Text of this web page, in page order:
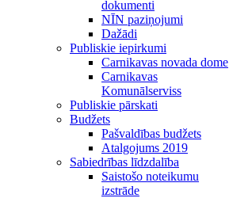
dokumenti
NĪN paziņojumi
Dažādi
Publiskie iepirkumi
Carnikavas novada dome
Carnikavas
Komunālserviss
Publiskie pārskati
Budžets
Pašvaldības budžets
Atalgojums 2019
Sabiedrības līdzdalība
Saistošo noteikumu
izstrāde